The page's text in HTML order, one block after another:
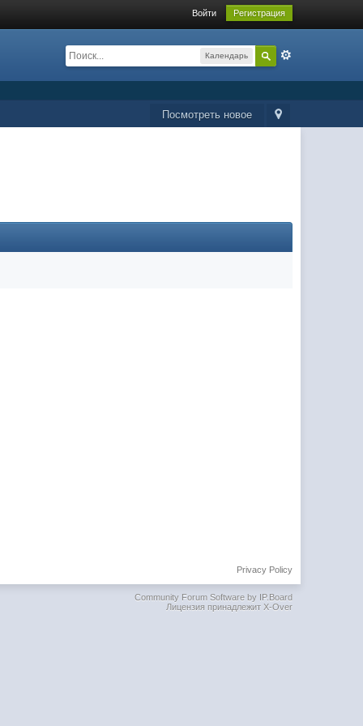
Войти Регистрация
Календарь
Посмотреть новое
Privacy Policy
Community Forum Software by IP.Board
Лицензия принадлежит X-Over